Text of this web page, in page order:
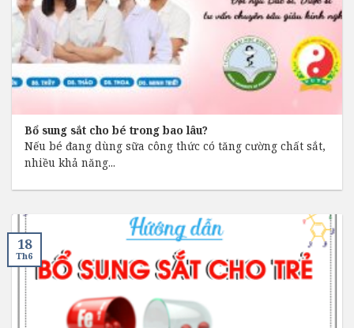
Bổ sung sắt cho bé trong bao lâu?
Nếu bé đang dùng sữa công thức có tăng cường chất sắt,
nhiều khả năng...
18
Th6